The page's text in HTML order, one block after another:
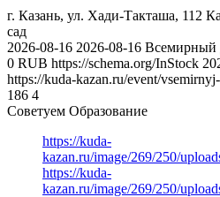
г. Казань, ул. Хади-Такташа, 112
сад
2026-08-16 2026-08-16 Всемирный
0 RUB https://schema.org/InStock
https://kuda-kazan.ru/event/
186 4
Советуем Образование
https://kuda-
kazan.ru/image/269/250/
https://kuda-
kazan.ru/image/269/250/